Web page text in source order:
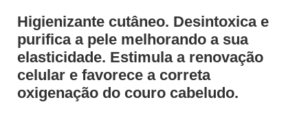
Higienizante cutâneo. Desintoxica e
purifica a pele melhorando a sua
elasticidade. Estimula a renovação
celular e favorece a correta
oxigenação do couro cabeludo.